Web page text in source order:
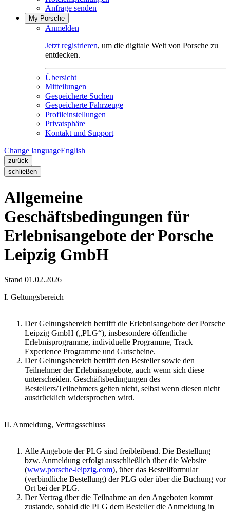
Anfrage senden
My Porsche
Anmelden
Jetzt registrieren, um die digitale Welt von Porsche zu
entdecken.
Übersicht
Mitteilungen
Gespeicherte Suchen
Gespeicherte Fahrzeuge
Profileinstellungen
Privatsphäre
Kontakt und Support
Change languageEnglish
zurück
schließen
Allgemeine
Geschäftsbedingungen für
Erlebnisangebote der Porsche
Leipzig GmbH
Stand 01.02.2026
I. Geltungsbereich
Der Geltungsbereich betrifft die Erlebnisangebote der Porsche
Leipzig GmbH („PLG“), insbesondere öffentliche
Erlebnisprogramme, individuelle Programme, Track
Experience Programme und Gutscheine.
Der Geltungsbereich betrifft den Besteller sowie den
Teilnehmer der Erlebnisangebote, auch wenn sich diese
unterscheiden. Geschäftsbedingungen des
Bestellers/Teilnehmers gelten nicht, selbst wenn diesen nicht
ausdrücklich widersprochen wird.
II. Anmeldung, Vertragsschluss
Alle Angebote der PLG sind freibleibend. Die Bestellung
bzw. Anmeldung erfolgt ausschließlich über die Website
(www.porsche-leipzig.com), über das Bestellformular
(verbindliche Bestellung) der PLG oder über die Buchung vor
Ort bei der PLG.
Der Vertrag über die Teilnahme an den Angeboten kommt
zustande, sobald die PLG dem Besteller die Anmeldung in